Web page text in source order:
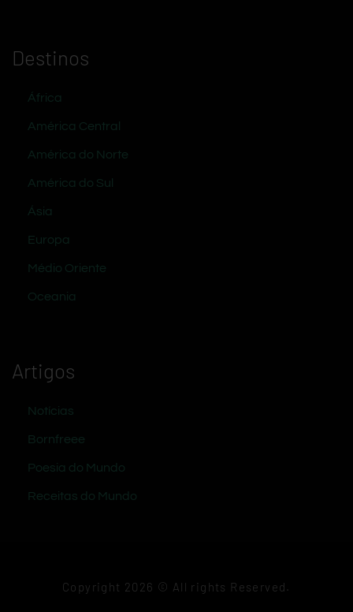
Destinos
África
América Central
América do Norte
América do Sul
Ásia
Europa
Médio Oriente
Oceania
Artigos
Notícias
Bornfreee
Poesia do Mundo
Receitas do Mundo
Copyright 2026 © All rights Reserved.